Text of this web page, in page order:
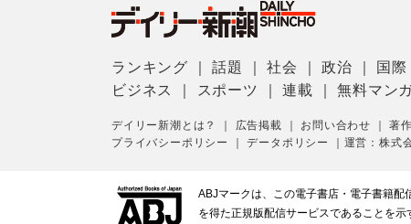
ランキング ｜話題 ｜社会 ｜政治 国際
ビジネス
スポーツ ｜連載 ｜無料マン
デイリー新潮とは？ 広告掲載 お問い合わせ ｜著
プライバシーポリシー
｜データポリシー 運営：株式
ABJマークは、この電子書店・電子書籍
を得た正規版配信サービスであることを